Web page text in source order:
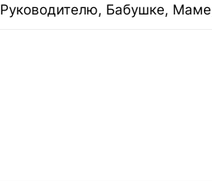
Руководителю, Бабушке,